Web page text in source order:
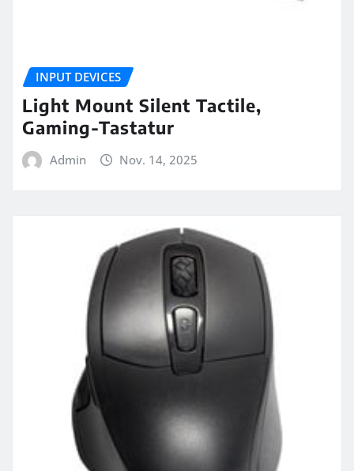
INPUT DEVICES
Light Mount Silent Tactile,
Gaming-Tastatur
Admin Nov. 14, 2025